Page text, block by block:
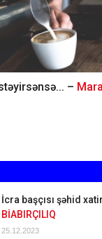
–
İcra başçısı şəhid
BİABIRÇILIQ
25.12.2023